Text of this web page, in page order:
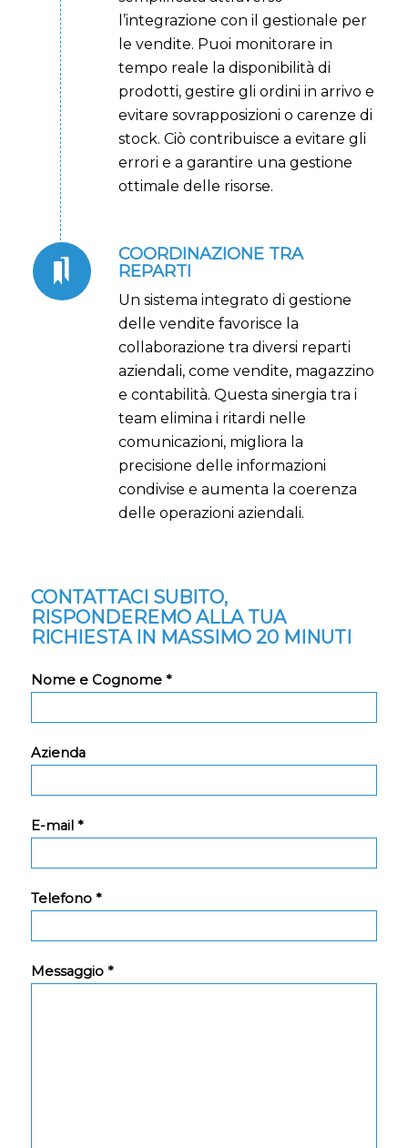
l’integrazione con il gestionale per
le vendite. Puoi monitorare in
tempo reale la disponibilità di
prodotti, gestire gli ordini in arrivo e
evitare sovrapposizioni o carenze di
stock. Ciò contribuisce a evitare gli
errori e a garantire una gestione
ottimale delle risorse.
COORDINAZIONE TRA
REPARTI
Un sistema integrato di gestione
delle vendite favorisce la
collaborazione tra diversi reparti
aziendali, come vendite, magazzino
e contabilità. Questa sinergia tra i
team elimina i ritardi nelle
comunicazioni, migliora la
precisione delle informazioni
condivise e aumenta la coerenza
delle operazioni aziendali.
CONTATTACI SUBITO,
RISPONDEREMO ALLA TUA
RICHIESTA IN MASSIMO 20 MINUTI
Nome e Cognome *
Azienda
E-mail *
Telefono *
Messaggio *